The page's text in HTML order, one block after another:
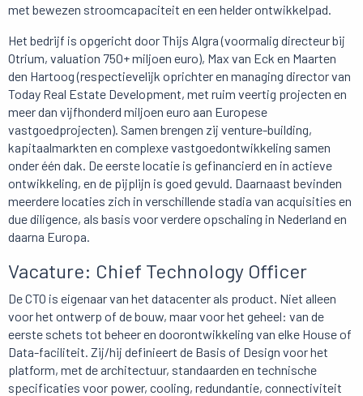
met bewezen stroomcapaciteit en een helder ontwikkelpad.
Het bedrijf is opgericht door Thijs Algra (voormalig directeur bij
Otrium, valuation 750+ miljoen euro), Max van Eck en Maarten
den Hartoog (respectievelijk oprichter en managing director van
Today Real Estate Development, met ruim veertig projecten en
meer dan vijfhonderd miljoen euro aan Europese
vastgoedprojecten). Samen brengen zij venture-building,
kapitaalmarkten en complexe vastgoedontwikkeling samen
onder één dak. De eerste locatie is gefinancierd en in actieve
ontwikkeling, en de pijplijn is goed gevuld. Daarnaast bevinden
meerdere locaties zich in verschillende stadia van acquisities en
due diligence, als basis voor verdere opschaling in Nederland en
daarna Europa.
Vacature: Chief Technology Officer
De CTO is eigenaar van het datacenter als product. Niet alleen
voor het ontwerp of de bouw, maar voor het geheel: van de
eerste schets tot beheer en doorontwikkeling van elke House of
Data-faciliteit. Zij/hij definieert de Basis of Design voor het
platform, met de architectuur, standaarden en technische
specificaties voor power, cooling, redundantie, connectiviteit